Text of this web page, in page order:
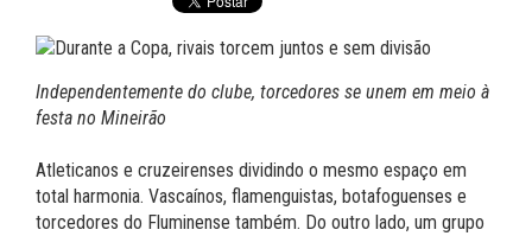
Independentemente do clube, torcedores se unem em meio à
festa no Mineirão
Atleticanos e cruzeirenses dividindo o mesmo espaço em
total harmonia. Vascaínos, flamenguistas, botafoguenses e
torcedores do Fluminense também. Do outro lado, um grupo